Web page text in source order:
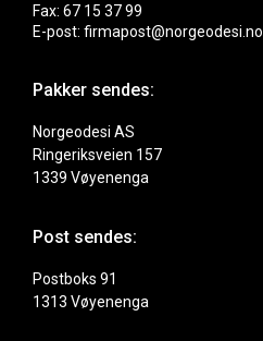
Fax: 67 15 37 99
E-post: firmapost@norgeodesi.no
Pakker sendes:
Norgeodesi AS
Ringeriksveien 157
1339 Vøyenenga
Post sendes:
Postboks 91
1313 Vøyenenga